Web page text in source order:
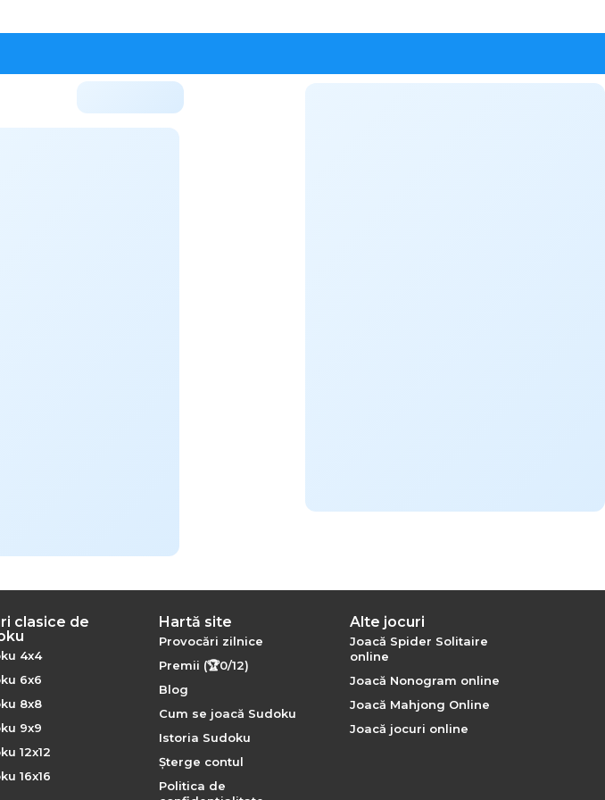
clasice de
4x4
6x6
8x8
9x9
12x12
16x16
Hartă site
Provocări zilnice
Premii (🏆0/12)
Blog
Cum se joacă Sudoku
Istoria Sudoku
Șterge contul
Politica de
Alte jocuri
Joacă Spider Solitaire
online
Joacă Nonogram online
Joacă Mahjong Online
Joacă jocuri online